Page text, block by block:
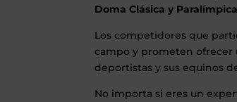
Doma Clásica y Paralímpica
Los competidores que
campo y prometen ofrecer
deportistas y sus equinos
No importa si eres un